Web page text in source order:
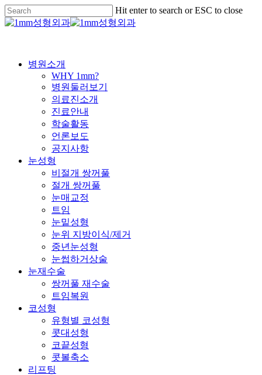
Skip
to
main
Hit enter to search or ESC to close
Close
Menu
병원소개
WHY 1mm?
병원둘러보기
의료진소개
진료안내
학술활동
언론보도
공지사항
눈성형
비절개 쌍꺼풀
절개 쌍꺼풀
눈매교정
트임
눈밑성형
눈위 지방이식/제거
중년눈성형
눈썹하거상술
눈재수술
쌍꺼풀 재수술
트임복원
코성형
유형별 코성형
콧대성형
코끝성형
콧볼축소
리프팅